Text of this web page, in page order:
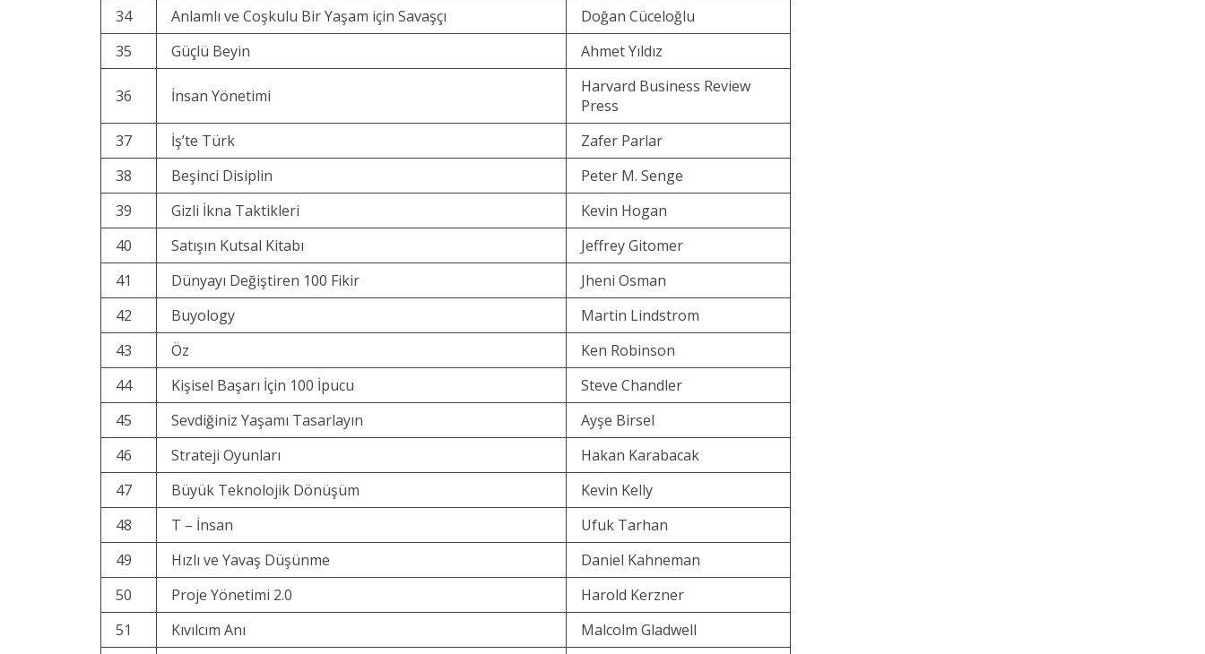
34
Anlamlı ve Coşkulu Bir Yaşam için Savaşçı
Doğan Cüceloğlu
35
Güçlü Beyin Ahmet Yıldız
36 İnsan Yönetimi
Harvard Business Review
Press
37
İş’te Türk
Zafer Parlar
38
Beşinci Disiplin
Peter M. Senge
39
Gizli İkna Taktikleri
Kevin Hogan
40
Satışın Kutsal Kitabı
Jeffrey Gitomer
41
Dünyayı Değiştiren 100 Fikir
Jheni Osman
42
Buyology
Martin Lindstrom
43
Öz
Ken Robinson
44
Kişisel Başarı İçin 100 İpucu
Steve Chandler
45
Sevdiğiniz Yaşamı Tasarlayın
Ayşe Birsel
46
Strateji Oyunları
Hakan Karabacak
47
Büyük Teknolojik Dönüşüm
Kevin Kelly
48
T – İnsan
Ufuk Tarhan
49
Hızlı ve Yavaş Düşünme
Daniel Kahneman
50
Proje Yönetimi 2.0
Harold Kerzner
51
Kıvılcım Anı
Malcolm Gladwell